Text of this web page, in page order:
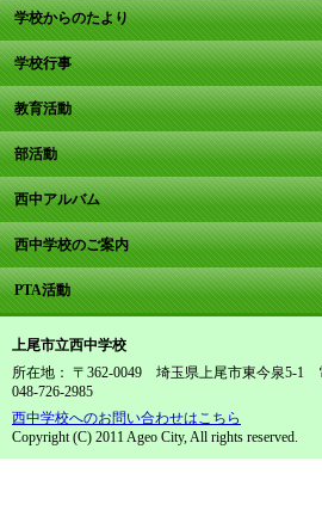
学校からのたより
学校行事
教育活動
部活動
西中アルバム
西中学校のご案内
PTA活動
上尾市立西中学校
所在地： 〒362-0049 埼玉県上尾市東今泉5-1
048-726-2985
西中学校へのお問い合わせはこちら
Copyright (C) 2011 Ageo City, All rights reserved.